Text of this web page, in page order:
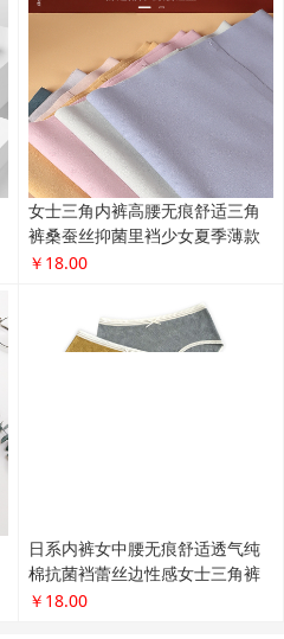
女士三角内裤高腰无痕舒适三角
裤桑蚕丝抑菌里裆少女夏季薄款
￥18.00
日系内裤女中腰无痕舒适透气纯
棉抗菌裆蕾丝边性感女士三角裤
￥18.00